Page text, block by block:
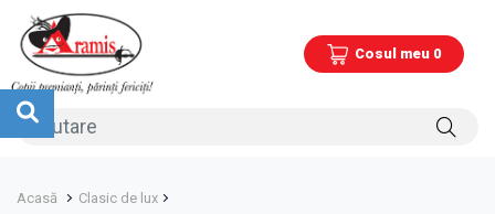
Cosul meu 0
Acasă Clasic de lux